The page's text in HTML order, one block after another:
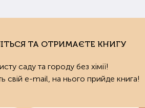
час для турботи про
як він зійшов (навесні). Підживлення
городні культури, можна живити
розсади, сходи з'являться раніше і
ТА ОТРИМАЄТЕ КНИГУ
саду та городу без хімії!
свій e-mail, на нього прийде книга!